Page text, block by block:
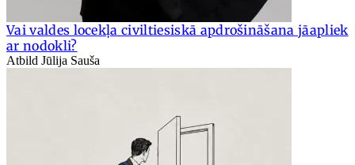
Vai valdes locekļa civiltiesiskā apdrošināšana jāapliek
ar nodokli?
Atbild Jūlija Sauša